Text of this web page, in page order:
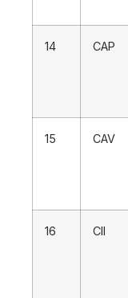
14 CAP
15 CAV
16 CII